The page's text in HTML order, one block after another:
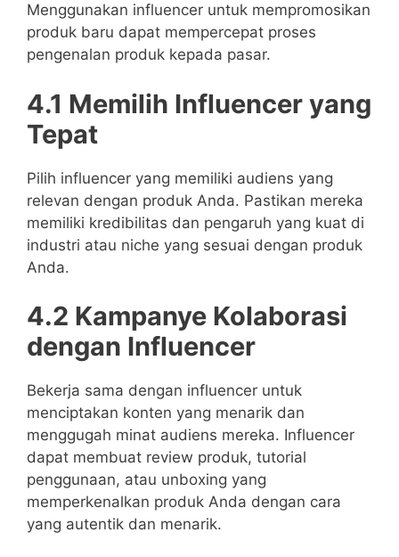
Menggunakan influencer untuk mempromosikan
produk baru dapat mempercepat proses
pengenalan produk kepada pasar.
4.1 Memilih Influencer yang
Tepat
Pilih influencer yang memiliki audiens yang
relevan dengan produk Anda. Pastikan mereka
memiliki kredibilitas dan pengaruh yang kuat di
industri atau niche yang sesuai dengan produk
Anda.
4.2 Kampanye Kolaborasi
dengan Influencer
Bekerja sama dengan influencer untuk
menciptakan konten yang menarik dan
menggugah minat audiens mereka. Influencer
dapat membuat review produk, tutorial
penggunaan, atau unboxing yang
memperkenalkan produk Anda dengan cara
yang autentik dan menarik.